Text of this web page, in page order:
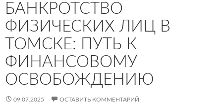
БАНКРОТСТВО
ФИЗИЧЕСКИХ ЛИЦ В
ТОМСКЕ: ПУТЬ К
ФИНАНСОВОМУ
ОСВОБОЖДЕНИЮ
09.07.2025 ОСТАВИТЬ КОММЕНТАРИЙ